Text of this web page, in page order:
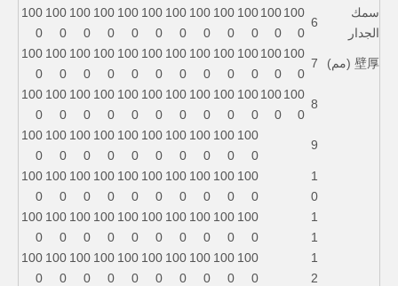
سمك
الجدار
6
100
0
100
0
100
0
100
0
100
0
100
0
100
0
100
0
100
0
100
0
100
0
100
0
壁厚 (مم) 7
100
0
100
0
100
0
100
0
100
0
100
0
100
0
100
0
100
0
100
0
100
0
100
0
8
100
0
100
0
100
0
100
0
100
0
100
0
100
0
100
0
100
0
100
0
100
0
100
0
9
100
0
100
0
100
0
100
0
100
0
100
0
100
0
100
0
100
0
100
0
1
0
100
0
100
0
100
0
100
0
100
0
100
0
100
0
100
0
100
0
100
0
1
1
100
0
100
0
100
0
100
0
100
0
100
0
100
0
100
0
100
0
100
0
1
2
100
0
100
0
100
0
100
0
100
0
100
0
100
0
100
0
100
0
100
0